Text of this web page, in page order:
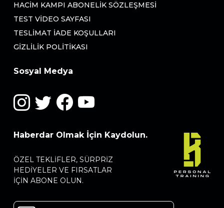
HACIM KAMPI ABONELIK SÖZLEŞMESI
TEST VIDEO SAYFASI
TESLIMAT İADE KOŞULLARI
GIZLILIK POLITIKASI
Sosyal Medya
Haberdar Olmak İçin Kaydolun.
ÖZEL TEKLIFLER, SÜRPRIZ
HEDIYELER VE FIRSATLAR
IÇIN ABONE OLUN.